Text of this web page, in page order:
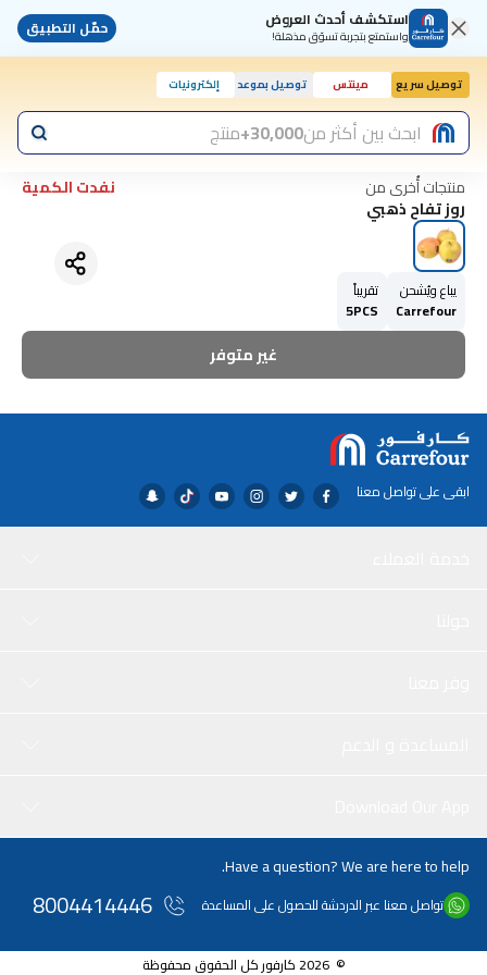
استكشف أحدث العروض
واستمتع بتجربة تسوّق مذهلة! حمّل التطبيق
توصيل سريع مينتس توصيل بموعد إلكترونيات
ابحث بين أكثر من30,000+ منتج
منتجات أُخرى من نفدت الكمية
روز تفاح ذهبي
يباع ويُشحن
Carrefour
تقريباً
5PCS
غير متوفر
ابقى على تواصل معنا
Have a question? We are here to help.
تواصل معنا عبر الدردشة للحصول على المساعدة 8004414446
© 2026 كارفور كل الحقوق محفوظة